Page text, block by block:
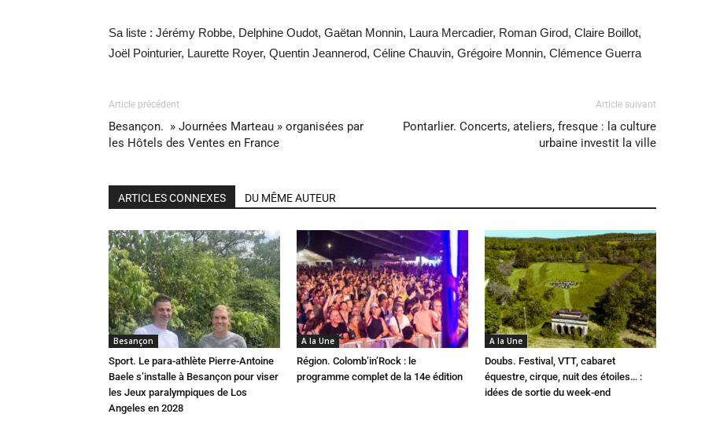
Sa liste : Jérémy Robbe, Delphine Oudot, Gaëtan Monnin, Laura Mercadier, Roman Girod, Claire Boillot,
Joël Pointurier, Laurette Royer, Quentin Jeannerod, Céline Chauvin, Grégoire Monnin, Clémence Guerra
Article précédent
Besançon. » Journées Marteau » organisées par
les Hôtels des Ventes en France
Article suivant
Pontarlier. Concerts, ateliers, fresque : la culture
urbaine investit la ville
ARTICLES CONNEXES DU MÊME AUTEUR
Besançon
Sport. Le para-athlète Pierre-Antoine
Baele s’installe à Besançon pour viser
les Jeux paralympiques de Los
Angeles en 2028
A la Une
Région. Colomb’in’Rock : le
programme complet de la 14e édition
A la Une
Doubs. Festival, VTT, cabaret
équestre, cirque, nuit des étoiles… :
idées de sortie du week-end